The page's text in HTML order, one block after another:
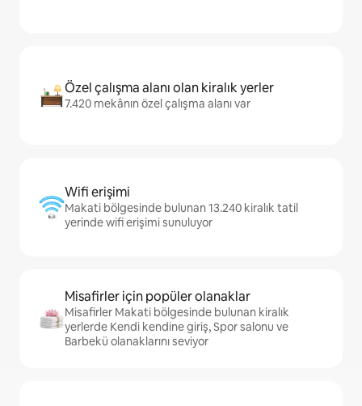
Özel çalışma alanı olan kiralık yerler
7.420 mekânın özel çalışma alanı var
Wifi erişimi
Makati bölgesinde bulunan 13.240 kiralık tatil
yerinde wifi erişimi sunuluyor
Misafirler için popüler olanaklar
Misafirler Makati bölgesinde bulunan kiralık
yerlerde Kendi kendine giriş, Spor salonu ve
Barbekü olanaklarını seviyor